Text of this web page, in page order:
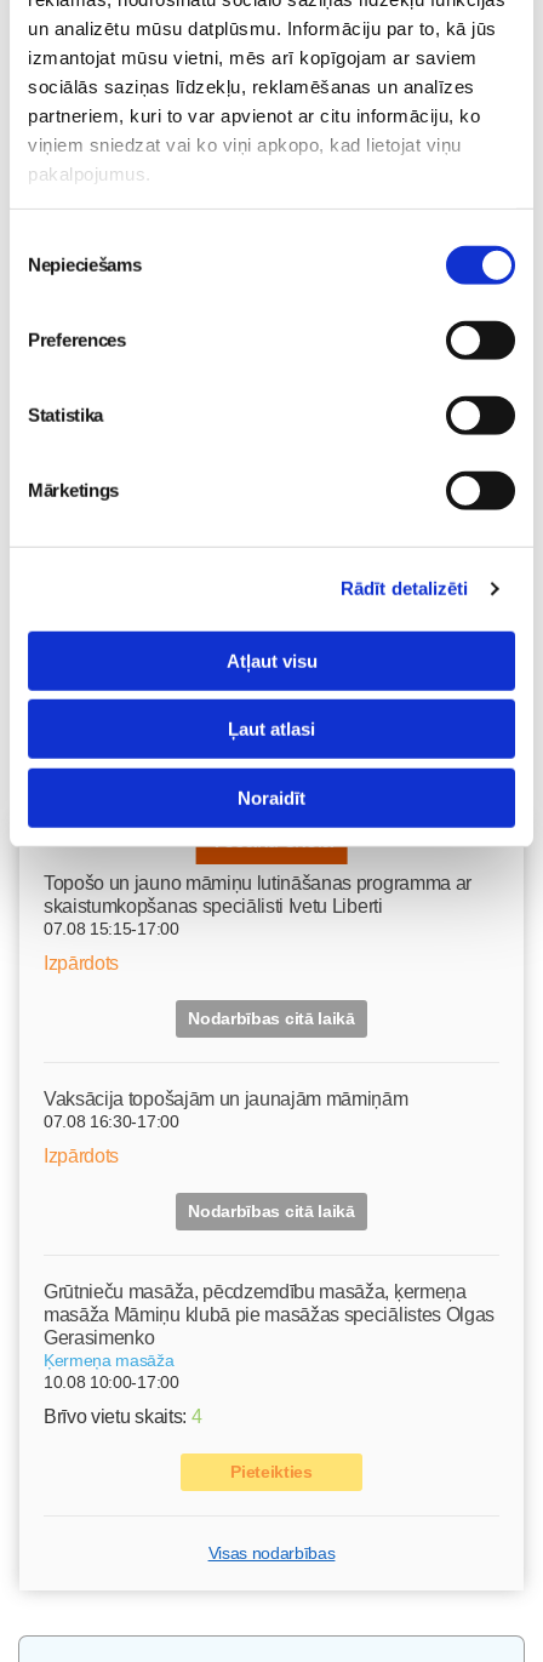
un analizētu mūsu datplūsmu. Informāciju par to, kā jūs
izmantojat mūsu vietni, mēs arī kopīgojam ar saviem
sociālās saziņas līdzekļu, reklamēšanas un analīzes
partneriem, kuri to var apvienot ar citu informāciju, ko
viņiem sniedzat vai ko viņi apkopo, kad lietojat viņu
pakalpojumus.
izvēle
Nepieciešams
Preferences
Statistika
Mārketings
Rādīt detalizēti
Atļaut visu
Ļaut atlasi
Noraidīt
Superbēbīte Šarlote nāk
pasaulē Jūrmalas
slimnīcā
Gaidības
Pavasara “ātrās
izraisīt neauglību
Vecāku skola
Topošo un jauno māmiņu lutināšanas programma ar
skaistumkopšanas speciālisti Ivetu Liberti
07.08 15:15-17:00
Izpārdots
Nodarbības citā laikā
Vaksācija topošajām un jaunajām māmiņām
07.08 16:30-17:00
Izpārdots
Nodarbības citā laikā
Grūtnieču masāža, pēcdzemdību masāža, ķermeņa
masāža Māmiņu klubā pie masāžas speciālistes Olgas
Gerasimenko
Ķermeņa masāža
10.08 10:00-17:00
Brīvo vietu skaits: 4
Pieteikties
Visas nodarbības